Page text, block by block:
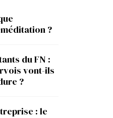
?
du FN :
vont-ils
?
: le